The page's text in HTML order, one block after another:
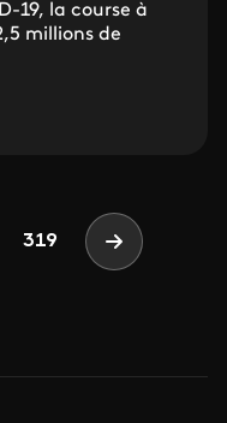
19, la course à
millions de
319 Page